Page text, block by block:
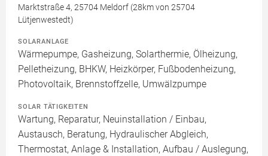
Marktstraße 4, 25704 Meldorf (28km von 25704
Lütjenwestedt)
SOLARANLAGE
Wärmepumpe, Gasheizung, Solarthermie, Ölheizung,
Pelletheizung, BHKW, Heizkörper, Fußbodenheizung,
Photovoltaik, Brennstoffzelle, Umwälzpumpe
SOLAR TÄTIGKEITEN
Wartung, Reparatur, Neuinstallation / Einbau,
Austausch, Beratung, Hydraulischer Abgleich,
Thermostat, Anlage & Installation, Aufbau / Auslegung,